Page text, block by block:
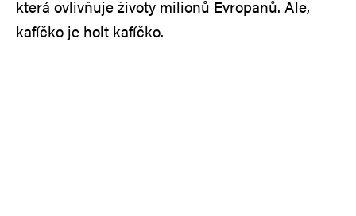
která ovlivňuje životy milionů Evropanů. Ale,
kafíčko je holt kafíčko.